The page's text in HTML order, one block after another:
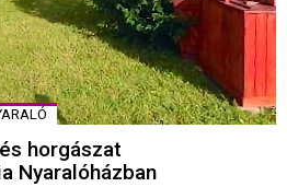
horgászat
Nyaralóházban